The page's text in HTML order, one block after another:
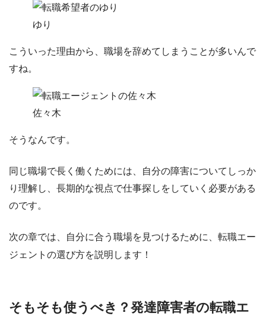
ゆり
こういった理由から、職場を辞めてしまうことが多いんで
すね。
佐々木
そうなんです。
同じ職場で長く働くためには、自分の障害についてしっか
り理解し、 長期的な視点で仕事探しをしていく必要がある
のです。
次の章では、自分に合う職場を見つけるために、転職エー
ジェントの選び方を説明します！
そもそも使うべき？発達障害者の転職エ